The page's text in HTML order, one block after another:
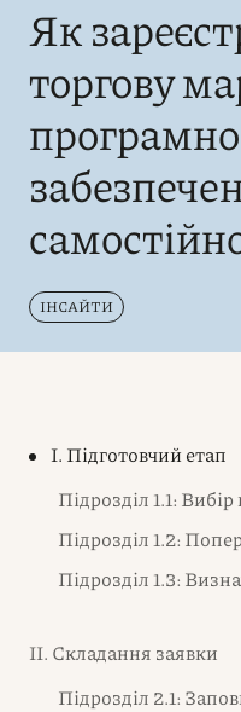
Як
торгову
ІНСАЙТИ
I. Підготовчий етап
Підрозділ 1.1:
Підрозділ 1.2:
Підрозділ 1.3:
II. Складання заявки
Підрозділ 2.1: